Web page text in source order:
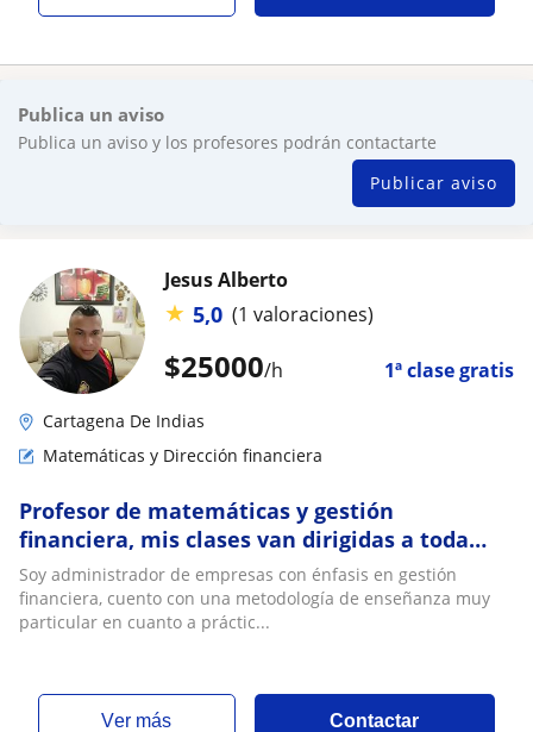
Publica un aviso
Publica un aviso y los profesores podrán contactarte
Publicar aviso
$25000/h 1ª clase gratis
Jesus Alberto
★ 5,0 (1 valoraciones)
Cartagena De Indias
Matemáticas y Dirección financiera
Profesor de matemáticas y gestión
financiera, mis clases van dirigidas a toda
aquella comunidad que la requiera sean
niños, jóvenes o adultos
Soy administrador de empresas con énfasis en gestión
financiera, cuento con una metodología de enseñanza muy
particular en cuanto a práctic...
ver más Contactar